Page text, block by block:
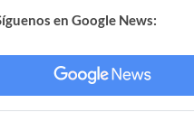
en Google News: